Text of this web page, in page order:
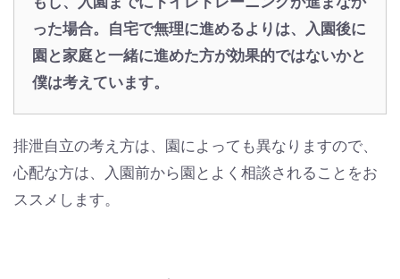
った場合。自宅で無理に進めるよりは、入園後に
園と家庭と一緒に進めた方が効果的ではないかと
僕は考えています。
排泄自立の考え方は、園によっても異なりますので、
心配な方は、入園前から園とよく相談されることをお
ススメします。